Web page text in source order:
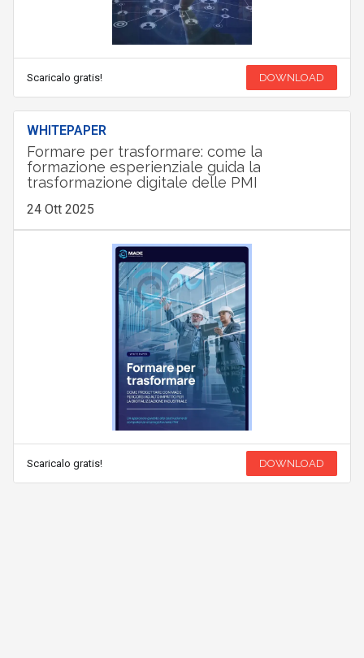
Scaricalo gratis! DOWNLOAD
WHITEPAPER
Formare per trasformare: come la
formazione esperienziale guida la
trasformazione digitale delle PMI
24 Ott 2025
Scaricalo gratis! DOWNLOAD